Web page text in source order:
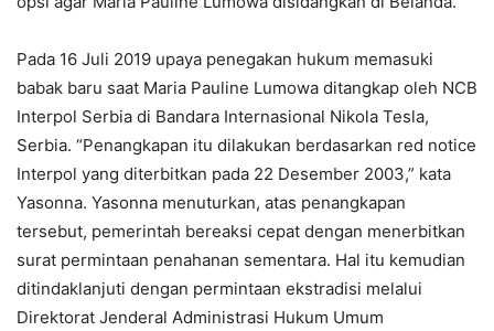
Pada 16 Juli 2019 upaya penegakan hukum memasuki
babak baru saat Maria Pauline Lumowa ditangkap oleh NCB
Interpol Serbia di Bandara Internasional Nikola Tesla,
Serbia. “Penangkapan itu dilakukan berdasarkan red notice
Interpol yang diterbitkan pada 22 Desember 2003,” kata
Yasonna. Yasonna menuturkan, atas penangkapan
tersebut, pemerintah bereaksi cepat dengan menerbitkan
surat permintaan penahanan sementara. Hal itu kemudian
ditindaklanjuti dengan permintaan ekstradisi melalui
Direktorat Jenderal Administrasi Hukum Umum